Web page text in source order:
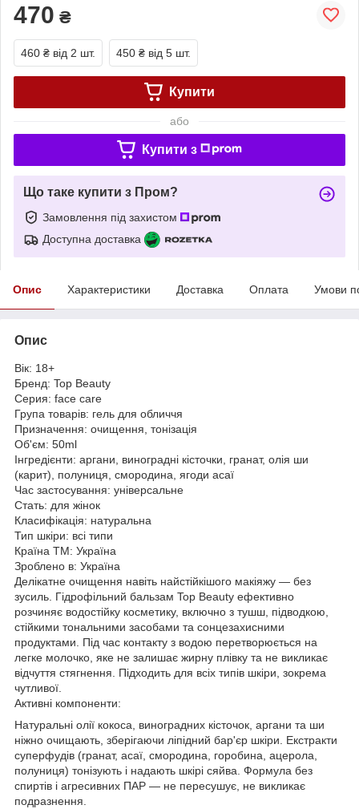
470 ₴
460 ₴ від 2 шт. 450 ₴ від 5 шт.
Купити
або
Купити з
Що таке купити з Пром?
Замовлення під захистом
Доступна доставка
Опис Характеристики Доставка Оплата Умови
Опис
Вік: 18+
Бренд: Top Beauty
Серия: face care
Група товарів: гель для обличчя
Призначення: очищення, тонізація
Об'єм: 50ml
Інгредієнти: аргани, виноградні кісточки, гранат, олія ши
(карит), полуниця, смородина, ягоди асаї
Час застосування: універсальне
Стать: для жінок
Класифікація: натуральна
Тип шкіри: всі типи
Країна ТМ: Україна
Зроблено в: Україна
Делікатне очищення навіть найстійкішого макіяжу — без
зусиль. Гідрофільний бальзам Top Beauty ефективно
розчиняє водостійку косметику, включно з тушш, підводкою,
стійкими тональними засобами та сонцезахисними
продуктами. Під час контакту з водою перетворюється на
легке молочко, яке не залишає жирну плівку та не викликає
відчуття стягнення. Підходить для всіх типів шкіри, зокрема
чутливої.
Активні компоненти:
Натуральні олії кокоса, виноградних кісточок, аргани та ши
ніжно очищають, зберігаючи ліпідний бар'єр шкіри. Екстракти
суперфудів (гранат, асаї, смородина, горобина, ацерола,
полуниця) тонізують і надають шкірі сяйва. Формула без
спиртів і агресивних ПАР — не пересушує, не викликає
подразнення.